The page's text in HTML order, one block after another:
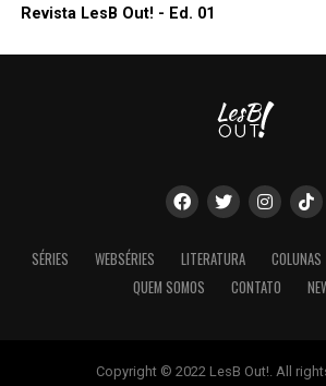
Revista LesB Out! - Ed. 01
SÉRIES WEBSÉRIES LITERATURA COLUNAS
QUEM SOMOS
CONTATO
Copyright © 2022 LesB Out!. All